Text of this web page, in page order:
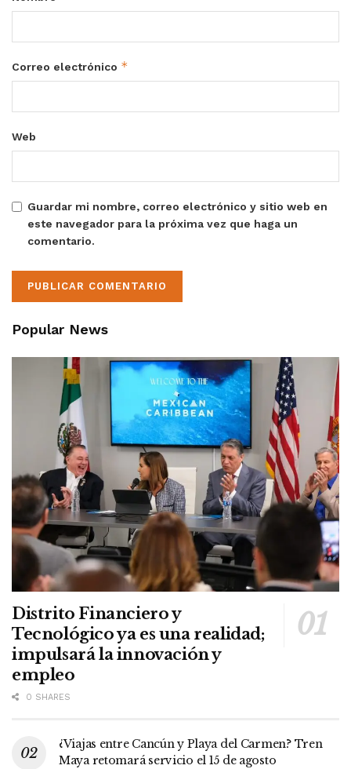
Correo electrónico *
Web
Guardar mi nombre, correo electrónico y sitio web en
este navegador para la próxima vez que haga un
comentario.
Popular News
Distrito Financiero y
Tecnológico ya es una realidad;
impulsará la innovación y
empleo
0 SHARES
¿Viajas entre Cancún y Playa del Carmen? Tren
Maya retomará servicio el 15 de agosto